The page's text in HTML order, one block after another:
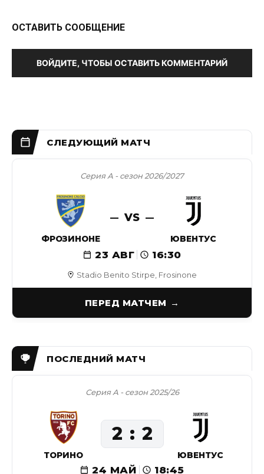
ОСТАВИТЬ СООБЩЕНИЕ
ВОЙДИТЕ, ЧТОБЫ ОСТАВИТЬ КОММЕНТАРИЙ
Stadio Benito Stirpe, Frosinone
Серия А - сезон 2026/2027
ФРОЗИНОНЕ
VS
ЮВЕНТУС
23 АВГ 16:30
ПЕРЕД МАТЧЕМ
Серия А - сезон 2025/26
24 МАЙ 18:45
ТОРИНО
2 2
ЮВЕНТУС